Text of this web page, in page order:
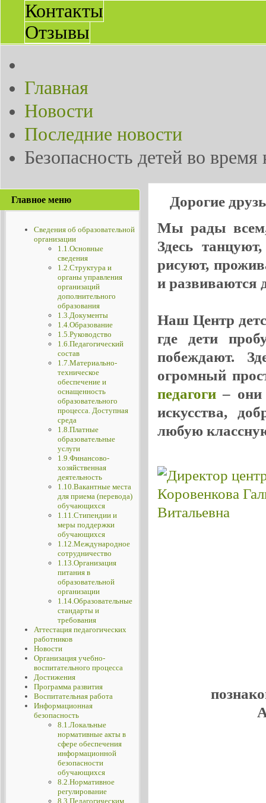
Контакты
Отзывы
Главная
Новости
Последние новости
Безопасность детей во время
Главное меню
Сведения об образовательной
организации
1.1.Основные
сведения
1.2.Структура и
органы управления
организаций
дополнительного
образования
1.3.Документы
1.4.Образование
1.5.Руководство
1.6.Педагогический
состав
1.7.Материально-
техническое
обеспечение и
оснащенность
образовательного
процесса. Доступная
среда
1.8.Платные
образовательные
услуги
1.9.Финансово-
хозяйственная
деятельность
1.10.Вакантные места
для приема (перевода)
обучающихся
1.11.Стипендии и
меры поддержки
обучающихся
1.12.Международное
сотрудничество
1.13.Организация
питания в
образовательной
организации
1.14.Образовательные
стандарты и
требования
Аттестация педагогических
работников
Новости
Организация учебно-
воспитательного процесса
Достижения
Программа развития
Воспитательная работа
Информационная
безопасность
8.1.Локальные
нормативные акты в
сфере обеспечения
информационной
безопасности
обучающихся
8.2.Нормативное
регулирование
8.3.Педагогическим
Дорогие
Мы рады всем,
Здесь
рисуют,
и развиваются
Наш Центр
где дети
побеждают.
огромный
педагоги– они
искусства,
любую